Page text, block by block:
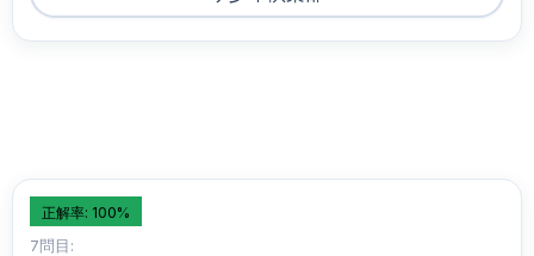
正解率: 100%
7問目: